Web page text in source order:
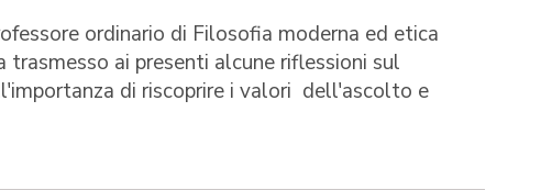
ordinario di Filosofia moderna ed etica
ai presenti alcune riflessioni sul
di riscoprire i valori dell'ascolto e